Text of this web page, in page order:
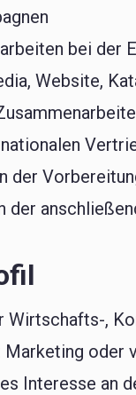
bei der
Website,
der
der
Wirtschafts-,
Marketing oder
Interesse an